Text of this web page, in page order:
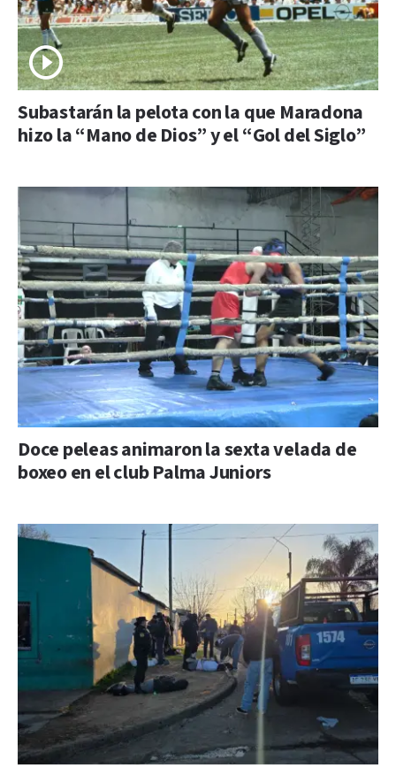
Subastarán la pelota con la que Maradona
hizo la “Mano de Dios” y el “Gol del Siglo”
Doce peleas animaron la sexta velada de
boxeo en el club Palma Juniors